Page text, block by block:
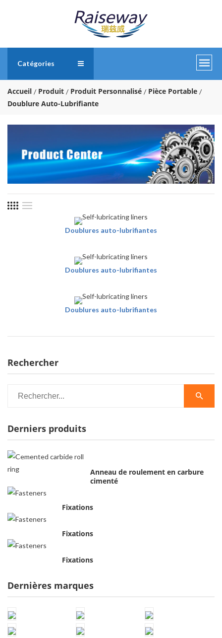
Catégories
Accueil Produit Produit Personnalisé
Pièce Portable
Doublure Auto-Lubrifiante
Rechercher
Derniers produits
Anneau de roulement en carbure
cimenté
Fixations
Fixations
Fixations
Dernières marques
Doublures auto-lubrifiantes
Doublures auto-lubrifiantes
Doublures auto-lubrifiantes